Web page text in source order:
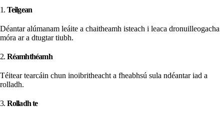
1. Teilgean
Déantar alúmanam leáite a chaitheamh isteach i leaca dronuilleogacha
móra ar a dtugtar tiubh.
2. Réamhthéamh
Téitear tearcáin chun inoibritheacht a fheabhsú sula ndéantar iad a
rolladh.
3. Rolladh te